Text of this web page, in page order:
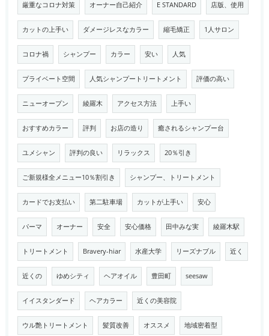
厳重なコロナ対策 オーナー自己紹介 E STANDARD 店版、使用
カットの上手い ダメージレスなカラー 縮毛矯正 1人サロン
コロナ禍 シャンプー カラー 安い 人気
プライベート空間 人気シャンプートリートメント 評価の高い
ニューオープン 綾羅木 アクセス方法 上手い
おすすめカラー 評判 お店の造り 癒されるシャンプー台
ユメシャン 評判の良い リラックス 20％引き
ご新規様全メニュー10％割引き シャンプー、トリートメント
カードでお支払い 第二駐車場 カットが上手い 安心
パーマ オーナー 安全 安心価格 田中みな実 綾羅木駅
トリートメント Bravery-hiar 水産大学 リーズナブル 近く
近くの ゆめシティ ヘアオイル 豊田町 seesaw
イイスタンダード ヘアカラー 近くの美容院
ウル艶トリートメント 髪質改善 オススメ 地域密着型